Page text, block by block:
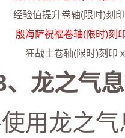
经验值提升卷轴(限时)刻
殷海萨祝福卷轴(限时)刻
狂战士卷轴(限时)刻印
、龙之气
用龙之